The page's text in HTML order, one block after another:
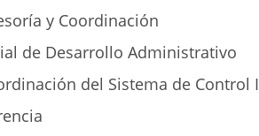
y Coordinación
de Desarrollo Administrativo
del Sistema de Control